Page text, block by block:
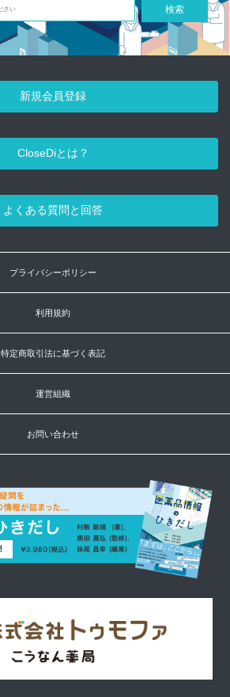
検索
新規会員登録
CloseDiとは？
よくある質問と回答
プライバシーポリシー
利用規約
特定商取引法に基づく表記
運営組織
お問い合わせ